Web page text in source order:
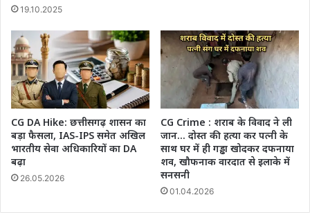
19.10.2025
CG DA Hike: छत्तीसगढ़ शासन का
बड़ा फैसला, IAS-IPS समेत अखिल
भारतीय सेवा अधिकारियों का DA
बढ़ा
26.05.2026
CG Crime : शराब के विवाद ने ली
जान… दोस्त की हत्या कर पत्नी के
साथ घर में ही गड्ढा खोदकर दफनाया
शव, खौफनाक वारदात से इलाके में
सनसनी
01.04.2026